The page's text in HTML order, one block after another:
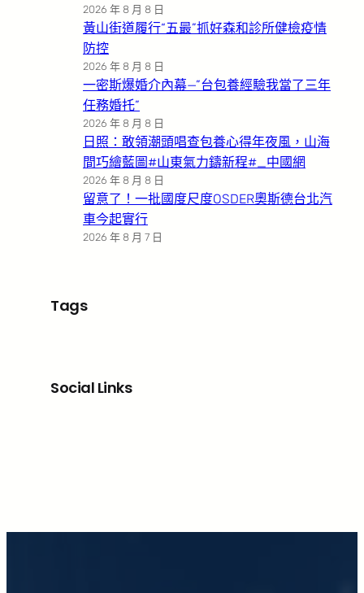
2026 年 8 月 8 日
黃山街道履行“五最”抓好森和診所健檢疫情
防控
2026 年 8 月 8 日
一密斯爆婚介內幕—”台包養經驗我當了三年
任務婚托”
2026 年 8 月 8 日
日照：敢領潮頭唱查包養心得年夜風，山海
間巧繪藍圖#山東氣力鑄新程#_中國網
2026 年 8 月 8 日
留意了！一批國度尺度OSDER奧斯德台北汽
車今起實行
2026 年 8 月 7 日
Tags
Social Links